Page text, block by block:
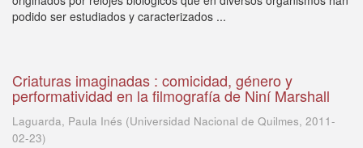
podido ser estudiados y caracterizados ...
Criaturas imaginadas : comicidad, género y
performatividad en la filmografía de Niní Marshall
Laguarda, Paula Inés (Universidad Nacional de Quilmes, 2011-
02-23)